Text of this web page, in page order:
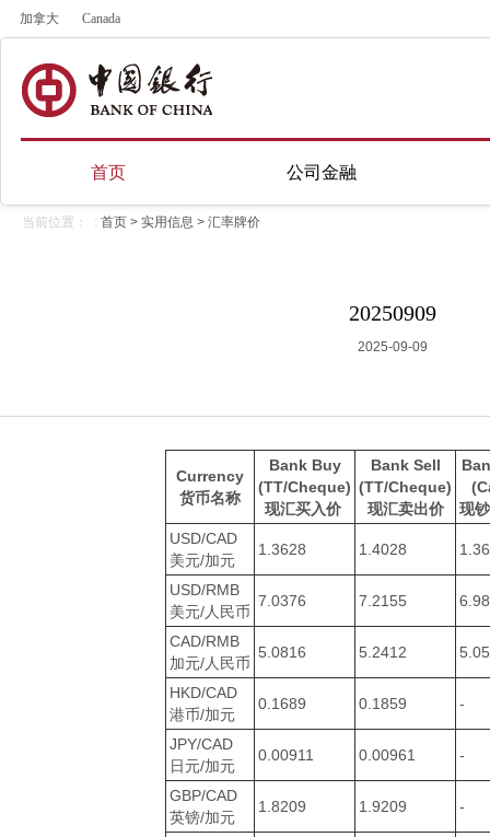
加拿大 Canada
首页 公司金融
当前位置： : 首页 > 实用信息 > 汇率牌价
20250909
2025-09-09
Currency
货币名称
Bank Buy
(TT/Cheque)
现汇买入价
Bank Sell
(TT/Cheque)
现汇卖出价
现
USD/CAD
美元/加元
1.3628 1.4028
USD/RMB
美元/人民币
7.0376 7.2155
CAD/RMB
加元/人民币
5.0816 5.2412
HKD/CAD
港币/加元
0.1689 0.1859 -
JPY/CAD
日元/加元
0.00911 0.00961 -
GBP/CAD
英镑/加元
1.8209 1.9209 -